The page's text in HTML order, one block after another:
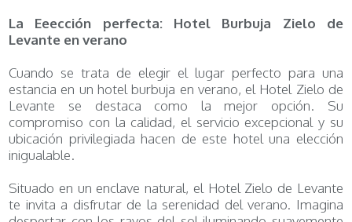
La Eeección perfecta: Hotel Burbuja Zielo de
Levante en verano
Cuando se trata de elegir el lugar perfecto para una
estancia en un hotel burbuja en verano, el Hotel Zielo de
Levante se destaca como la mejor opción. Su
compromiso con la calidad, el servicio excepcional y su
ubicación privilegiada hacen de este hotel una elección
inigualable.
Situado en un enclave natural, el Hotel Zielo de Levante
te invita a disfrutar de la serenidad del verano. Imagina